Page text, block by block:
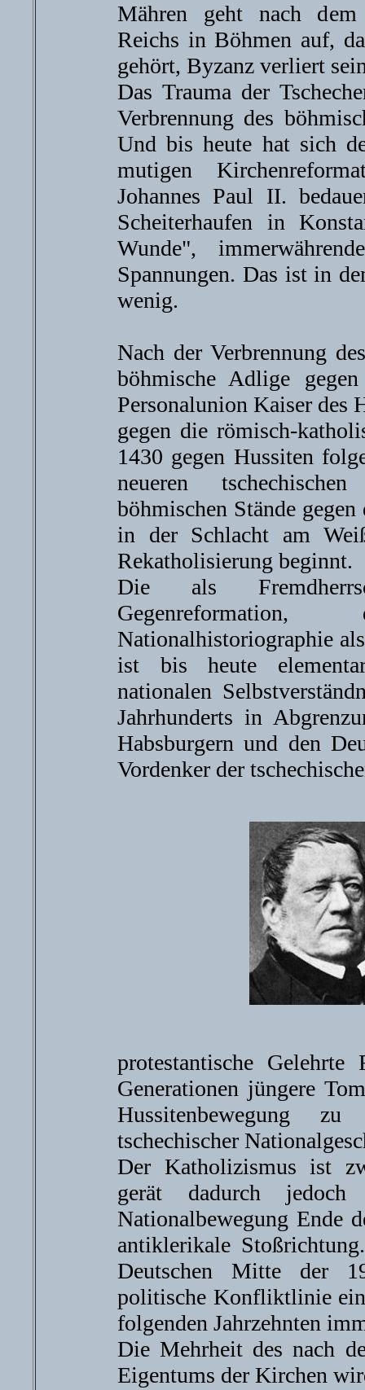
Mähren geht nach dem
Reichs in Böhmen auf,
gehört, Byzanz verliert
Das Trauma der
Verbrennung des
Und bis heute hat sich
mutigen
Johannes Paul II.
Scheiterhaufen in
Wunde",
Spannungen. Das ist in
wenig.
Nach der Verbrennung
böhmische Adlige
Personalunion Kaiser des
gegen die römisch-
1430 gegen Hussiten
neueren
böhmischen Stände
in der Schlacht am
Rekatholisierung beginnt.
Die als
Nationalhistoriographie
ist bis heute
nationalen
Jahrhunderts in
Habsburgern und den
Vordenker der
protestantische
Generationen jüngere
Hussitenbewegung
tschechischer
Der Katholizismus ist
gerät dadurch
Nationalbewegung Ende
antiklerikale
Deutschen Mitte der
politische Konfliktlinie
folgenden Jahrzehnten
Die Mehrheit des nach
Eigentums der Kirchen